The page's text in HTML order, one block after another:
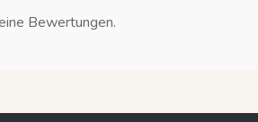
Bewertungen.